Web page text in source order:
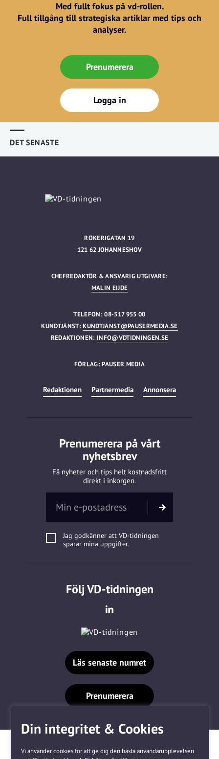
Din integritet & Cookies
Vi använder cookies för att ge dig den bästa användarupplevelsen
Med fullt fokus på vd-rollen.
Full tillgång till strategiska artiklar med tips och
analyser.
Prenumerera
Logga in
DET SENASTE
RÖKERIGATAN 19
121 62 JOHANNESHOV
CHEFREDAKTÖR & ANSVARIG UTGIVARE:
MALIN EIJDE
TELEFON: 08-517 955 00
KUNDTJÄNST:KUNDTJANST@PAUSERMEDIA.SE
REDAKTIONEN: INFO@VDTIDNINGEN.SE
FÖRLAG: PAUSER MEDIA
Redaktionen Partnermedia Annonsera
Prenumerera på vårt
nyhetsbrev
Få nyheter och tips helt kostnadsfritt
direkt i inkorgen.
Jag godkänner att VD-tidningen
sparar mina uppgifter.
Följ VD-tidningen
Läs senaste numret
Prenumerera